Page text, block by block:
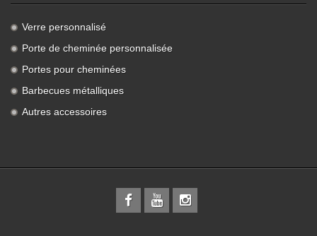
Verre personnalisé
Porte de cheminée personnalisée
Portes pour cheminées
Barbecues métalliques
Autres accessoires